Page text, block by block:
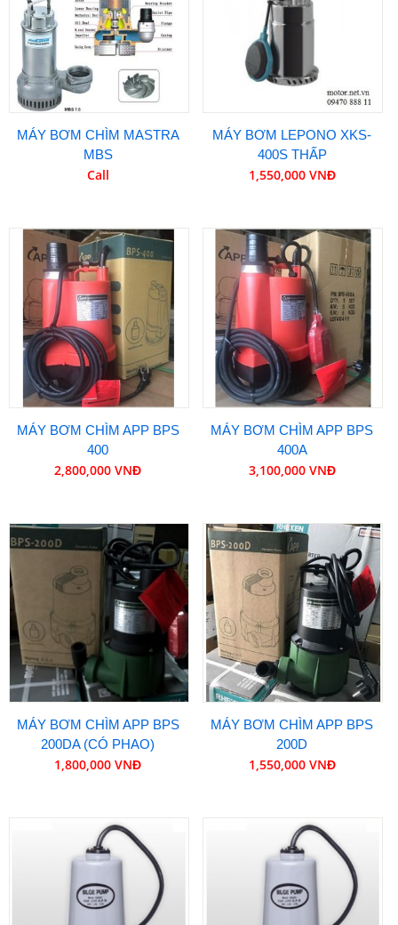
MÁY BƠM CHÌM MASTRA
MBS
Call
MÁY BƠM LEPONO XKS-
400S THẤP
1,550,000 VNĐ
MÁY BƠM CHÌM APP BPS
400
2,800,000 VNĐ
MÁY BƠM CHÌM APP BPS
400A
3,100,000 VNĐ
MÁY BƠM CHÌM APP BPS
200DA (CÓ PHAO)
1,800,000 VNĐ
MÁY BƠM CHÌM APP BPS
200D
1,550,000 VNĐ